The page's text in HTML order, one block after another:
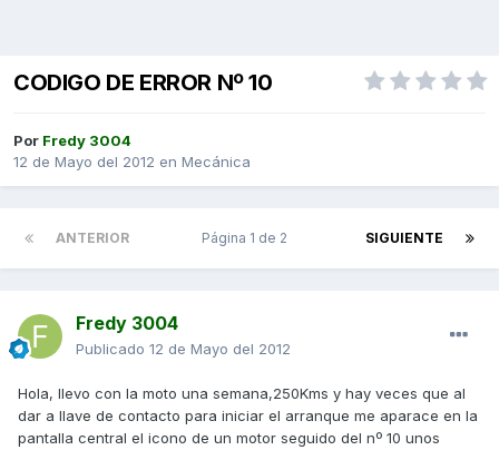
CODIGO DE ERROR Nº 10
Por Fredy 3004
12 de Mayo del 2012 en Mecánica
ANTERIOR SIGUIENTE
Página 1 de 2
Fredy 3004
Publicado 12 de Mayo del 2012
Hola, llevo con la moto una semana,250Kms y hay veces que al
dar a llave de contacto para iniciar el arranque me aparace en la
pantalla central el icono de un motor seguido del nº 10 unos